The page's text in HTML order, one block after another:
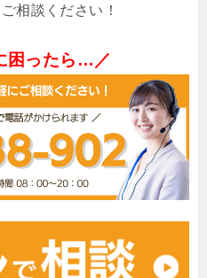
相談ください！
困ったら…／